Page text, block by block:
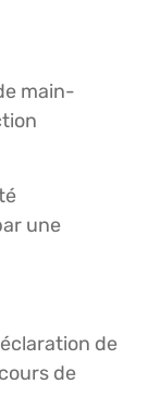
main-
une
de
de